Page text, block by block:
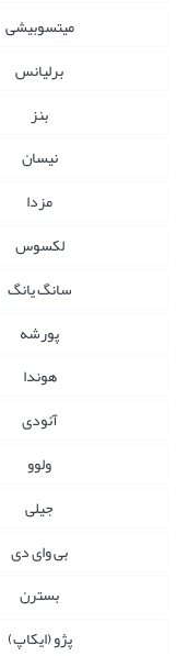
میتسوبیشی
برلیانس
بنز
نیسان
مزدا
لکسوس
سانگ یانگ
پورشه
هوندا
آئودی
ولوو
جیلی
بی وای دی
بسترن
پژو (ایکاپ)